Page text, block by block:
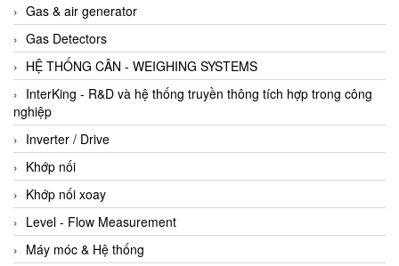
Gas & air generator
Gas Detectors
HỆ THỐNG CÂN - WEIGHING SYSTEMS
InterKing - R&D và hệ thống truyền thông tích hợp trong công
nghiệp
Inverter / Drive
Khớp nối
Khớp nối xoay
Level - Flow Measurement
Máy móc & Hệ thống